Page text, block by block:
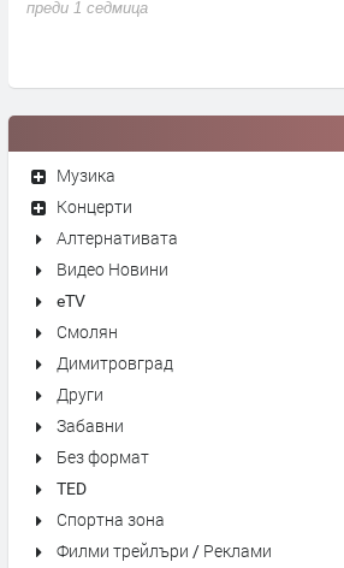
преди 1 седмица
Музика
Концерти
Алтернативата
Видео Новини
eTV
Смолян
Димитровград
Други
Забавни
Без формат
TED
Спортна зона
Филми трейлъри / Реклами